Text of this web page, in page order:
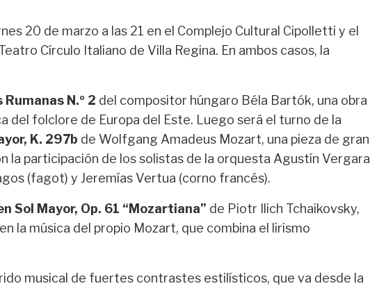
20 de marzo a las 21 en el Complejo Cultural Cipolletti y el
Círculo Italiano de Villa Regina. En ambos casos, la
Rumanas N.º 2 del compositor húngaro Béla Bartók, una obra
del folclore de Europa del Este. Luego será el turno de la
K. 297b de Wolfgang Amadeus Mozart, una pieza de gran
la participación de los solistas de la orquesta Agustín Vergara
(fagot) y Jeremías Vertua (corno francés).
Sol Mayor, Op. 61 “Mozartiana” de Piotr Ilich Tchaikovsky,
la música del propio Mozart, que combina el lirismo
musical de fuertes contrastes estilísticos, que va desde la